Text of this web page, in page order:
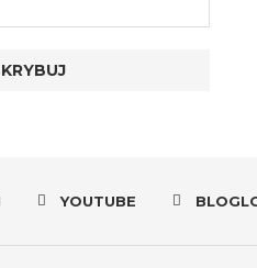
YOUTUBE